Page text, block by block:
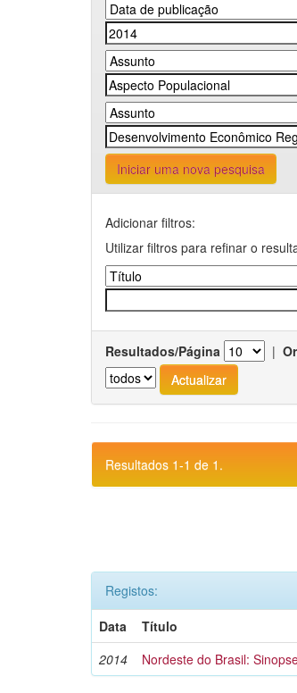
Iniciar uma nova pesquisa
Adicionar filtros:
Utilizar filtros para refinar o
Resultados/Página |
Resultados 1-1 de 1.
Registos:
Data
Título
2014
Nordeste do Brasil: